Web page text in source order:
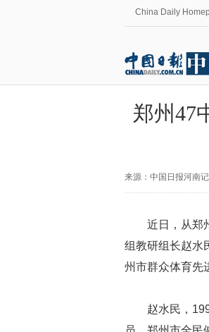
China Daily
郑州47
来源：中国日报河南
近日，从郑
组教研组长赵水
州市群众体育先
赵水民，